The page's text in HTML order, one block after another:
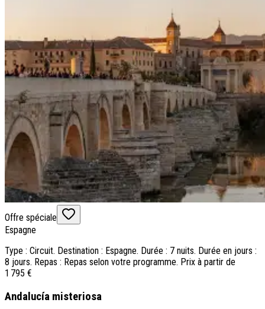
Offre spéciale
Espagne
Type : Circuit. Destination : Espagne. Durée : 7 nuits. Durée en jours :
8 jours. Repas : Repas selon votre programme. Prix à partir de
1 795 €
Andalucía misteriosa